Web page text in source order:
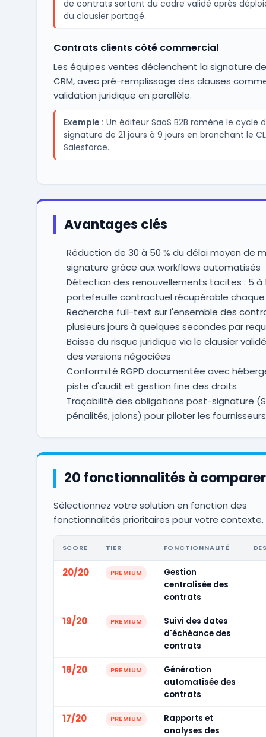
de contrats sortant du cadre validé après
du clausier partagé.
Contrats clients côté commercial
Les équipes ventes déclenchent la signature
CRM, avec pré-remplissage des clauses
validation juridique en parallèle.
Exemple : Un éditeur SaaS B2B ramène le cycle
signature de 21 jours à 9 jours en branchant le
Salesforce.
Avantages clés
Réduction de 30 à 50 % du délai moyen de
signature grâce aux workflows automatisés
Détection des renouvellements tacites : 5 à
portefeuille contractuel récupérable
Recherche full-text sur l'ensemble des
plusieurs jours à quelques secondes par
Baisse du risque juridique via le clausier
des versions négociées
Conformité RGPD documentée avec
piste d'audit et gestion fine des droits
Traçabilité des obligations post-signature
pénalités, jalons) pour piloter les fournisseurs
20 fonctionnalités à comparer
Sélectionnez votre solution en fonction des
fonctionnalités prioritaires pour votre contexte.
SCORE TIER FONCTIONNALITÉ
20/20 PREMIUM
Gestion
centralisée des
contrats
19/20 PREMIUM
Suivi des dates
d'échéance des
contrats
18/20 PREMIUM
Génération
automatisée des
contrats
17/20 PREMIUM
Rapports et
analyses des